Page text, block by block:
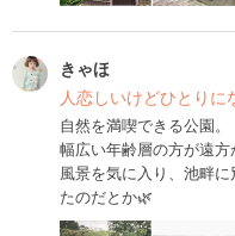
きゃほ
人恋しいけどひとりに
自然を満喫できる公園。
幅広い年齢層の方が遠
風景を気に入り、池畔
たのだとか🌿